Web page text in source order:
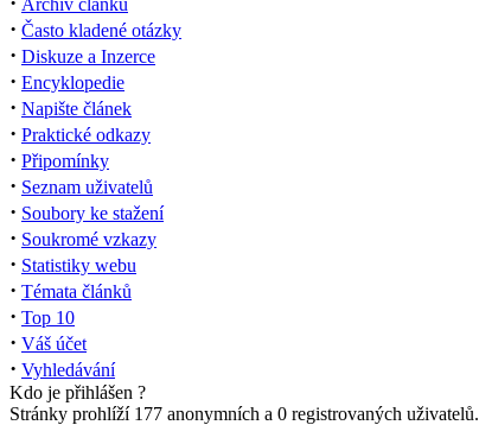
Archiv článků
· Často kladené otázky
· Diskuze a Inzerce
· Encyklopedie
· Napište článek
· Praktické odkazy
· Připomínky
· Seznam uživatelů
· Soubory ke stažení
· Soukromé vzkazy
· Statistiky webu
· Témata článků
· Top 10
· Váš účet
· Vyhledávání
Kdo je přihlášen ?
Stránky prohlíží 177 anonymních a 0 registrovaných uživatelů.